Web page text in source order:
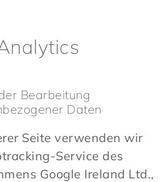
Bearbeitung
Daten
Seite verwenden wir
Service des
Google Ireland Ltd.,